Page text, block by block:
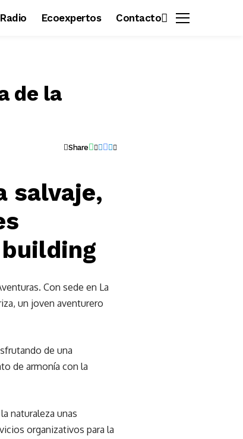
Ecoexpertos Contacto
de la
Share
salvaje,
Con sede en La
un joven aventurero
de una
de armonía con la
naturaleza unas
organizativos para la